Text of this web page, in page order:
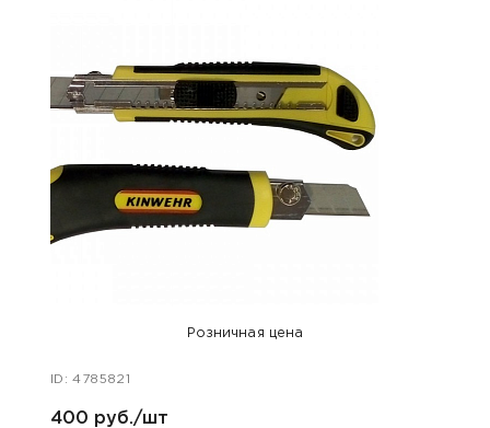
Розничная цена
ID: 4785821
400 руб./шт